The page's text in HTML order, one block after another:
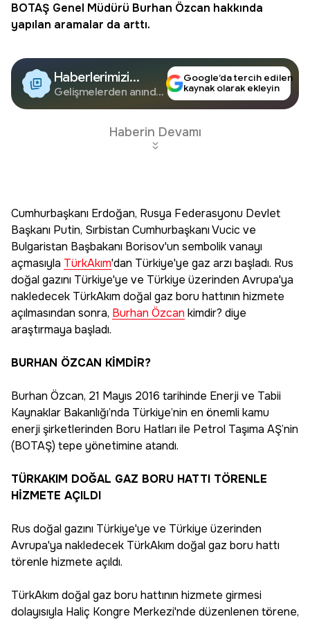
BOTAŞ Genel Müdürü Burhan Özcan hakkında
yapılan aramalar da arttı.
Haberlerimizi
Google'da Takip
Edin
Gelişmelerden anında
Google’da tercih edilen
kaynak olarak ekleyin
Haberin Devamı
Cumhurbaşkanı Erdoğan, Rusya Federasyonu Devlet
Başkanı Putin, Sırbistan Cumhurbaşkanı Vucic ve
Bulgaristan Başbakanı Borisov'un sembolik vanayı
açmasıyla TürkAkım'dan Türkiye'ye gaz arzı başladı. Rus
doğal gazını Türkiye'ye ve Türkiye üzerinden Avrupa'ya
nakledecek TürkAkım doğal gaz boru hattının hizmete
açılmasından sonra, Burhan Özcan kimdir? diye
araştırmaya başladı.
BURHAN ÖZCAN KİMDİR?
Burhan Özcan, 21 Mayıs 2016 tarihinde Enerji ve Tabii
Kaynaklar Bakanlığı’nda Türkiye’nin en önemli kamu
enerji şirketlerinden Boru Hatları ile Petrol Taşıma AŞ’nin
(BOTAŞ) tepe yönetimine atandı.
TÜRKAKIM DOĞAL GAZ BORU HATTI TÖRENLE
HİZMETE AÇILDI
Rus doğal gazını Türkiye'ye ve Türkiye üzerinden
Avrupa'ya nakledecek TürkAkım doğal gaz boru hattı
törenle hizmete açıldı.
TürkAkım doğal gaz boru hattının hizmete girmesi
dolayısıyla Haliç Kongre Merkezi'nde düzenlenen törene,